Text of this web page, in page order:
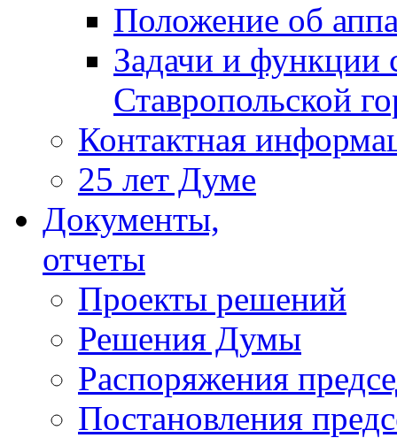
Положение об
Задачи и функции
Ставропольской
Контактная
25 лет Думе
Документы,
отчеты
Проекты решений
Решения Думы
Распоряжения
Постановления